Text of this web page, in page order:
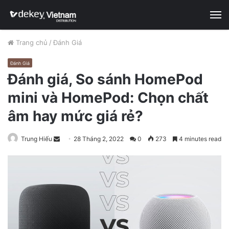
Trang chủ / Đánh Giá
Đánh Giá
Đánh giá, So sánh HomePod
mini và HomePod: Chọn chất
âm hay mức giá rẻ?
Trung Hiếu
a
e
m
28 Tháng 2, 2022 0 273 4 minutes read